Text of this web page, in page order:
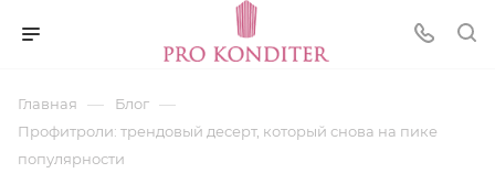
Главная — Блог —
Профитроли: трендовый десерт, который снова на пике
популярности